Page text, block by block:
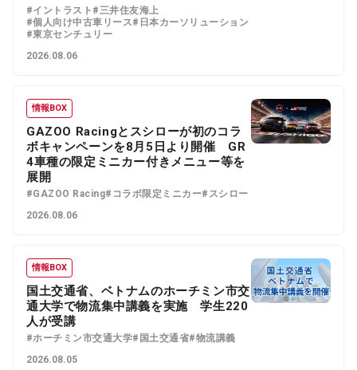
#イントラスト #三井住友海上
#個人向け中古車リース#日本カーソリューション
#東京センチュリー
2026.08.06
情報BOX
GAZOO Racingとスシローが初のコラ
ボキャンペーンを8月5日より開催 GR
4車種の限定ミニカー付きメニュー等を
展開
#GAZOO Racing#コラボ限定ミニカー#スシロー
2026.08.06
情報BOX
国土交通省、ベトナムのホーチミン市交
通大学で物流集中講義を実施 学生220
人が受講
#ホーチミン市交通大学#国土交通省#物流講義
2026.08.05